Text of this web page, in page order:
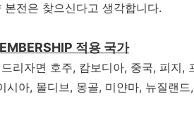
전은 찾으신다고 생각합니다.
적용 국가
리자면 호주, 캄보디아, 중국, 피지
시아, 몰디브, 몽골, 미얀마, 뉴질랜